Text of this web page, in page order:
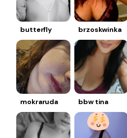
butterfly brzoskwinka
mokraruda bbw tina